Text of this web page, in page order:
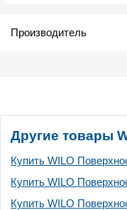
Производитель
Другие товары
Купить WILO
Купить WILO
Купить WILO